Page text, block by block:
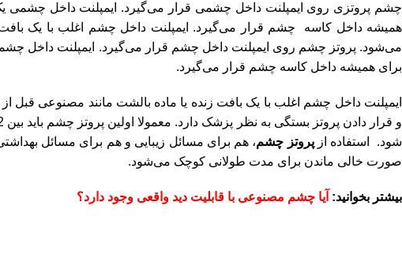
چشم پروتزی روی ایمپلنت داخل چشمی قرار می‌گیرد. ایمپلنت داخل چشمی
همیشه داخل کاسه چشم قرار می‌گیرد. ایمپلنت داخل چشم اغلب با یک بافت
می‌شود. پروتز چشم روی ایمپلنت داخل چشم قرار می‌گیرد. ایمپلنت داخل
برای همیشه داخل کاسه چشم قرار می‌گیرد.
ایمپلنت داخل چشم اغلب با یک بافت زنده یا ماده بالشت مانند مصنوعی
شود. استفاده ازپروتز چشم، هم برای مسائل زیبایی و هم برای مسائل
صورت خالی ماندن برای مدت طولانی کوچک می‌شود.
بیشتر بخوانید: آیا چشم مصنوعی با قابلیت دید واقعی وجود دارد؟